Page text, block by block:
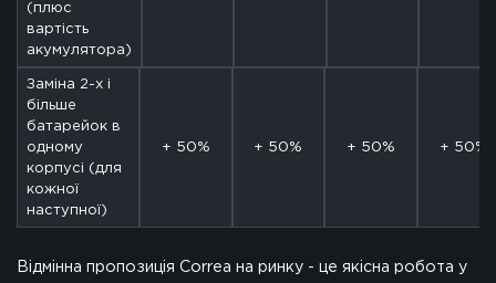
(плюс
вартість
акумулятора)
Заміна 2-х і
більше
батарейок в
одному
корпусі (для
кожної
наступної)
+ 50% + 50% + 50% + 50%
Відмінна пропозиція Correa на ринку - це якісна робота у